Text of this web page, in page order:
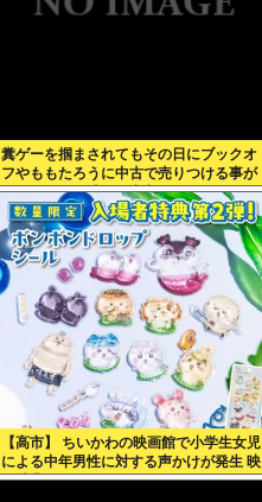
糞ゲーを掴まされてもその日にブックオ
フやももたろうに中古で売りつける事が
できなくなる時代に突入
【高市】 ちいかわの映画館で小学生女児
による中年男性に対する声かけが発生 映
画特典をおねだり